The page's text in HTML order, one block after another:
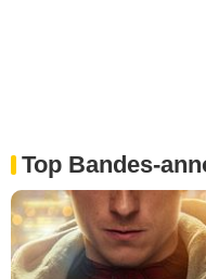
Top Bandes-